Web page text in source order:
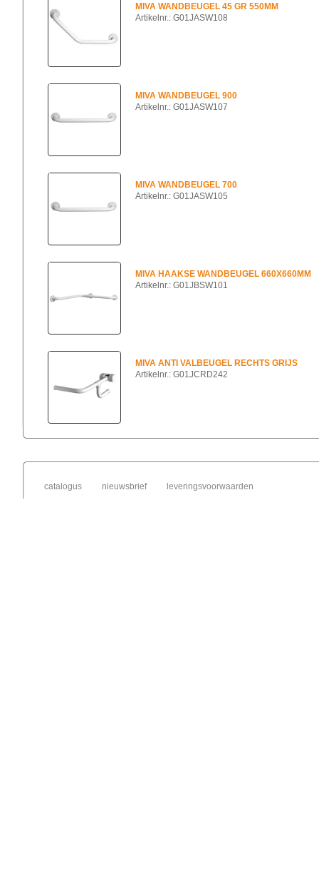
MIVA WANDBEUGEL 45 GR 550MM
Artikelnr.: G01JASW108
MIVA WANDBEUGEL 900
Artikelnr.: G01JASW107
MIVA WANDBEUGEL 700
Artikelnr.: G01JASW105
MIVA HAAKSE WANDBEUGEL 660X660MM
Artikelnr.: G01JBSW101
MIVA ANTI VALBEUGEL RECHTS GRIJS
Artikelnr.: G01JCRD242
catalogus nieuwsbrief leveringsvoorwaarden